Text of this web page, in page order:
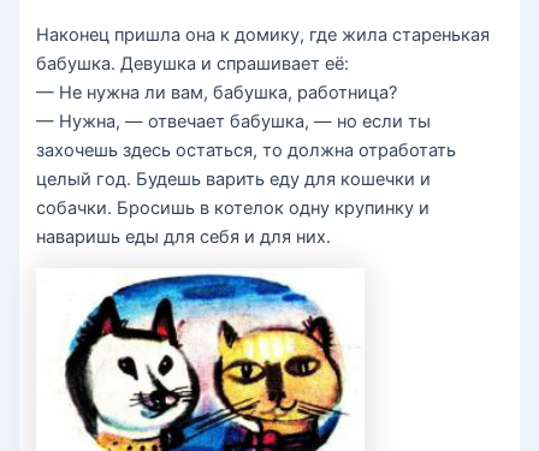
Наконец пришла она к домику, где жила старенькая
бабушка. Девушка и спрашивает её:
— Не нужна ли вам, бабушка, работница?
— Нужна, — отвечает бабушка, — но если ты
захочешь здесь остаться, то должна отработать
целый год. Будешь варить еду для кошечки и
собачки. Бросишь в котелок одну крупинку и
наваришь еды для себя и для них.